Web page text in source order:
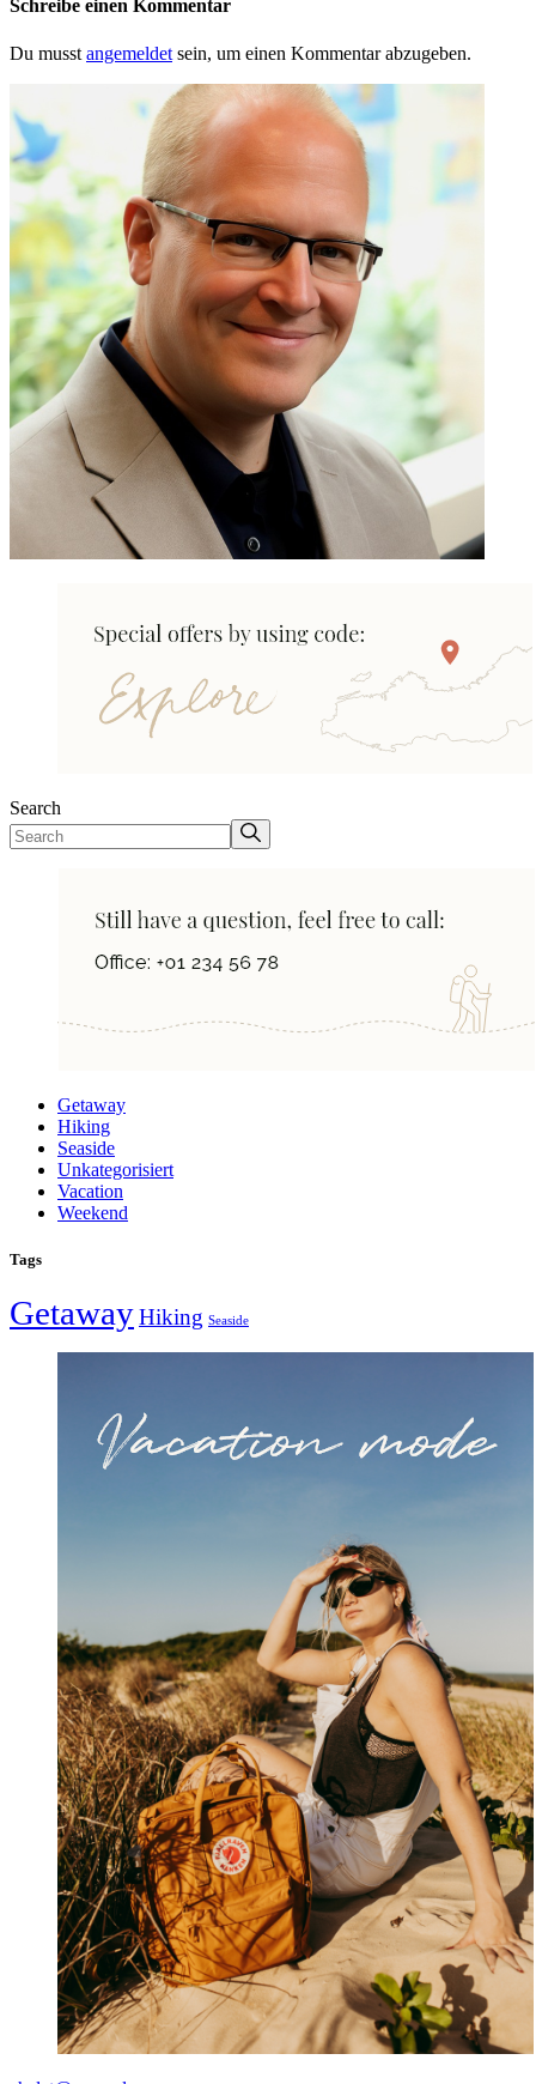
Schreibe einen Kommentar
Du musst angemeldet sein, um einen Kommentar abzugeben.
Search
Getaway
Hiking
Seaside
Unkategorisiert
Vacation
Weekend
Tags
GetawayHiking Seaside